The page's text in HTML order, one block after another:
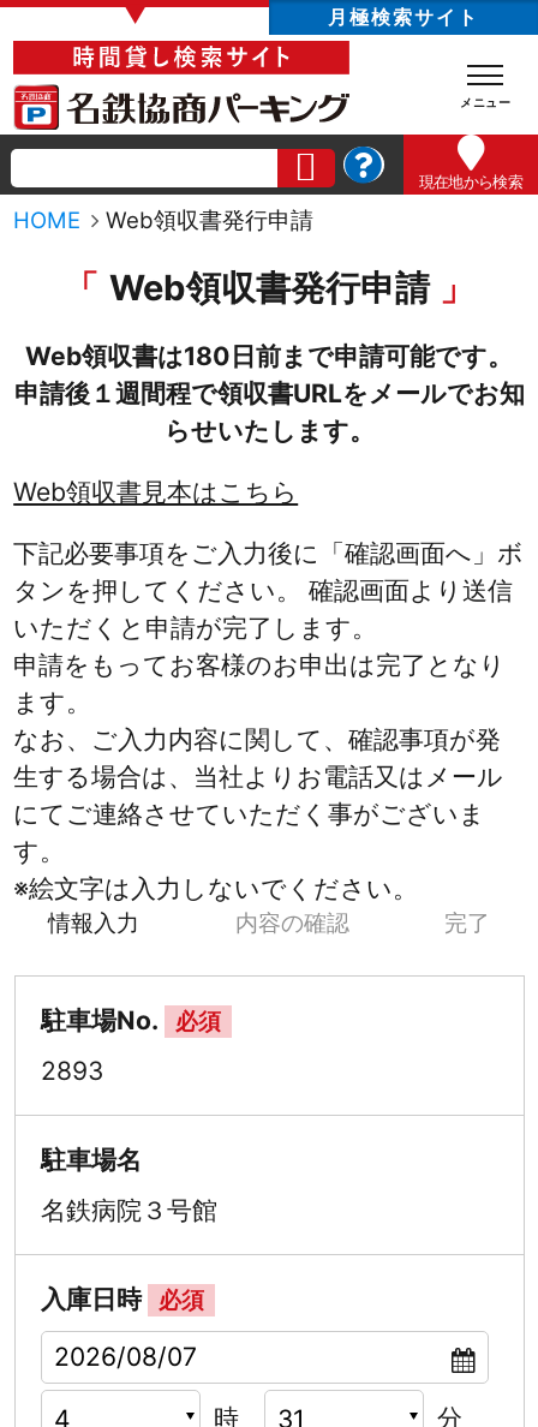
▼ 月極検索サイト
現在地から検索
HOME Web領収書発行申請
Web領収書発行申請
Web領収書は180日前まで申請可能です。
申請後１週間程で領収書URLをメールでお知
らせいたします。
Web領収書見本はこちら
下記必要事項をご入力後に「確認画面へ」ボ
タンを押してください。 確認画面より送信
いただくと申請が完了します。
申請をもってお客様のお申出は完了となり
ます。
なお、ご入力内容に関して、確認事項が発
生する場合は、当社よりお電話又はメール
にてご連絡させていただく事がございま
す。
※絵文字は入力しないでください。
情報入力 内容の確認 完了
駐車場No. 必須
2893
駐車場名
名鉄病院３号館
入庫日時 必須
時 分